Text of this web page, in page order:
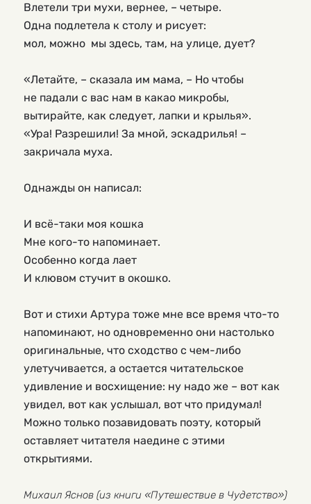
Влетели три мухи, вернее, – четыре.
Одна подлетела к столу и рисует:
мол, можно  мы здесь, там, на улице, дует?
«Летайте, – сказала им мама, – Но чтобы
не падали с вас нам в какао микробы,
вытирайте, как следует, лапки и крылья».
«Ура! Разрешили! За мной, эскадрилья! –
закричала муха.
Однажды он написал:
И всё-таки моя кошка
Мне кого-то напоминает.
Особенно когда лает
И клювом стучит в окошко.
Вот и стихи Артура тоже мне все время что-то
напоминают, но одновременно они настолько
оригинальные, что сходство с чем-либо
улетучивается, а остается читательское
удивление и восхищение: ну надо же – вот как
увидел, вот как услышал, вот что придумал!
Можно только позавидовать поэту, который
оставляет читателя наедине с этими
открытиями.